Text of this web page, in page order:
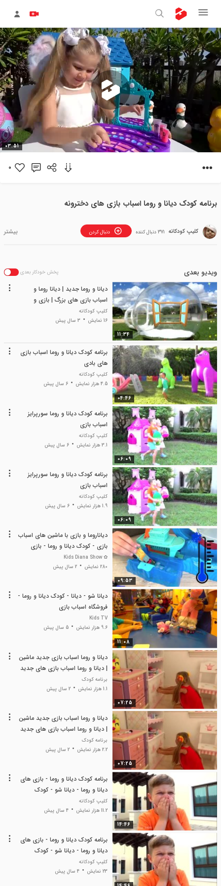
پخش
03:51
0
برنامه کودک دیانا و روما اسباب بازی های دخترونه
کلیپ کودکانه دنبال کردن 371 دنبال کننده
ویدیو بعدی پخش خودکار بعدی
11:34
دیانا و روما جدید | دیانا روما و
اسباب بازی های بزرگ | بازی و
سرگرمی کودک دیانا
کلیپ کودکانه
16 نمایش
3 سال پیش
04:46
برنامه کودک دیانا و روما اسباب بازی
های بادی
کلیپ کودکانه
4.5 هزار نمایش
6 سال پیش
06:09
برنامه کودک دیانا و روما سورپرایز
اسباب بازی
کلیپ کودکانه
3.1 هزار نمایش
6 سال پیش
06:09
برنامه کودک دیانا و روما سورپرایز
اسباب بازی
کلیپ کودکانه
1.9 هزار نمایش
6 سال پیش
09:53
دیاناروما و بازی با ماشین های اسباب
بازی - کودک دیانا و روما - بازی
کودکانه
✿ Kids Diana Show
280 نمایش
2 سال پیش
11:08
دیانا شو - دیانا - کودک دیانا و روما -
فروشگاه اسباب بازی
Kids TV
9.6 هزار نمایش
5 سال پیش
07:25
دیانا و روما اسباب بازی جدید ماشین
| دیانا و روما اسباب بازی های جدید
برنامه کودک
1.1 هزار نمایش
2 سال پیش
07:25
دیانا و روما اسباب بازی جدید ماشین
| دیانا و روما اسباب بازی های جدید
برنامه کودک
2.2 هزار نمایش
2 سال پیش
14:46
برنامه کودک دیانا و روما - بازی های
دیانا و روما - دیانا شو - کودک
کلیپ کودکانه
11.2 هزار نمایش
4 سال پیش
برنامه کودک دیانا و روما - بازی های
دیانا و روما - دیانا شو - کودک
کلیپ کودکانه
23 نمایش
4 سال پیش